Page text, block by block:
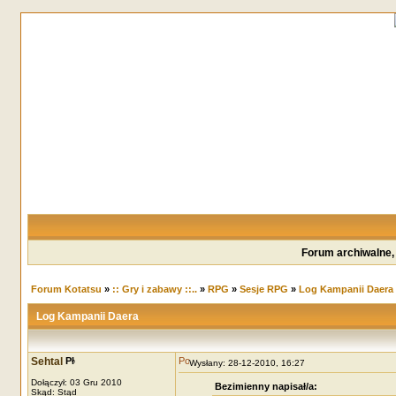
Forum
Forum Kotatsu » :: Gry i zabawy ::..» RPG » Sesje RPG » Log Kampanii Daera
Log Kampanii Daera
Sehtal
Dołączył: 03 Gru 2010
Skąd: Stąd
Wysłany: 28-12-2010, 16:27
Bezimienny napisał/a: